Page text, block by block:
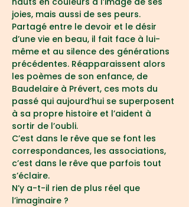
joies, mais aussi de ses peurs.
Partagé entre le devoir et le désir
d’une vie en beau, il fait face à lui-
même et au silence des générations
précédentes. Réapparaissent alors
les poèmes de son enfance, de
Baudelaire à Prévert, ces mots du
passé qui aujourd’hui se superposent
à sa propre histoire et l’aident à
sortir de l’oubli.
C’est dans le rêve que se font les
correspondances, les associations,
c’est dans le rêve que parfois tout
s’éclaire.
N’y a-t-il rien de plus réel que
l’imaginaire ?